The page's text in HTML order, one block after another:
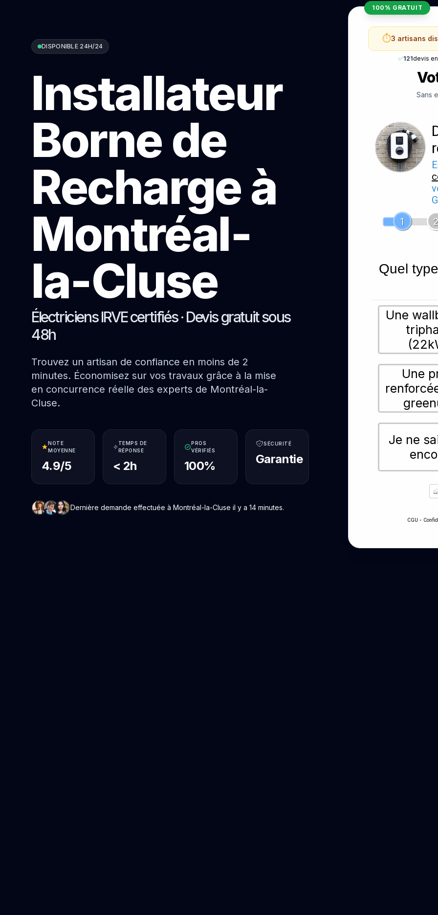
DISPONIBLE 24H/24
Installateur
Borne de
Recharge à
Montréal-
la-Cluse
Électriciens IRVE certifiés · Devis gratuit sous
48h
Trouvez un artisan de confiance en moins de 2
minutes. Économisez sur vos travaux grâce à la mise
en concurrence réelle des experts de Montréal-la-
Cluse.
NOTE
MOYENNE
4.9/5
TEMPS DE
RÉPONSE
< 2h
PROS
VÉRIFIÉS
100%
SÉCURITÉ
Garantie
Dernière demande effectuée à Montréal-la-Cluse il y a 14 minutes.
100% GRATUIT
⏱️3 artisans
✅121devis
Sans
1
2
Quel
Une
Une
Je ne
CGU -